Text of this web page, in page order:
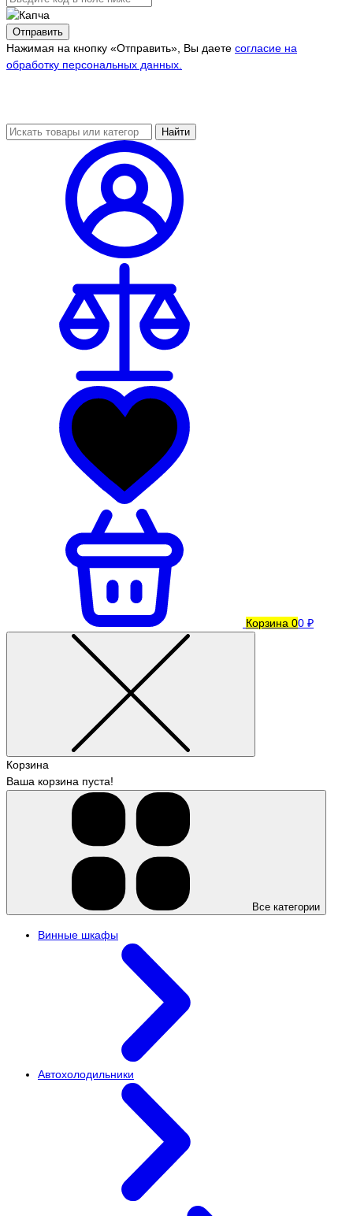
Отправить
Нажимая на кнопку «Отправить», Вы даете согласие на
обработку персональных данных.
Найти
Корзина 00 ₽
Корзина
Ваша корзина пуста!
Все категории
Винные шкафы
Автохолодильники